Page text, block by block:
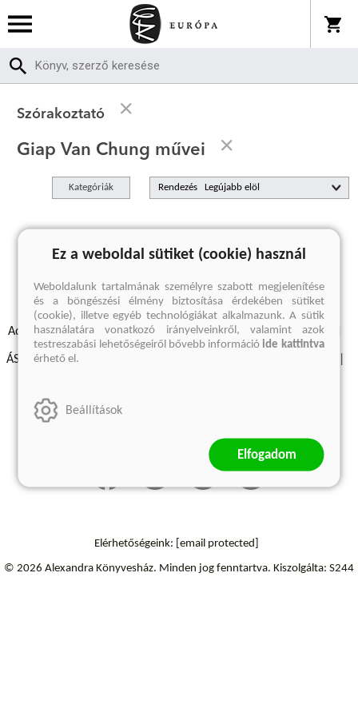
Szórakoztató
Giap Van Chung művei
Kategóriák Rendezés
A keresett kifejezésre nincs találat
Adatvédelmi szabályzatok Elállási felmondási nyilatkozat
ÁSZF - Vásárlási feltételek
Szállítási információk
Elérhetőségeink: [email protected]
© 2026 Alexandra Könyvesház. Minden jog fenntartva. Kiszolgálta: S244
Ez a weboldal sütiket (cookie) használ
Weboldalunk tartalmának személyre szabott megjelenítése
és a böngészési élmény biztosítása érdekében sütiket
(cookie), illetve egyéb technológiákat alkalmazunk. A sütik
használatára vonatkozó irányelveinkről, valamint azok
testreszabási lehetőségeiről bővebb információide kattintva
érhető el.
Beállítások
Elfogadom